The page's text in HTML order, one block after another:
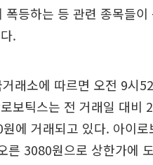
폭등하는 등 관련 종목들이
.
래소에 따르면 오전 9시
보틱스는 전 거래일 대비
에 거래되고 있다. 아이로
른 3080원으로 상한가에